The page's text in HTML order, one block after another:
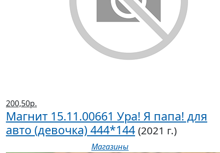
200,50р.
Магнит 15.11.00661 Ура! Я папа! для
авто (девочка) 444*144 (2021 г.)
Магазины